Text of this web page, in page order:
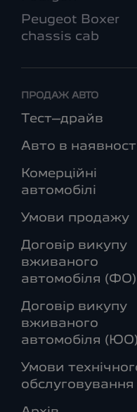
Peugeot Boxer
chassis cab
ПРОДАЖ АВТО
Тест–драйв
Авто в
Комерційні
автомобілі
Умови продажу
Договір викупу
вживаного
автомобіля (ФО)
Договір викупу
вживаного
автомобіля (ЮО)
Умови
обслуговування